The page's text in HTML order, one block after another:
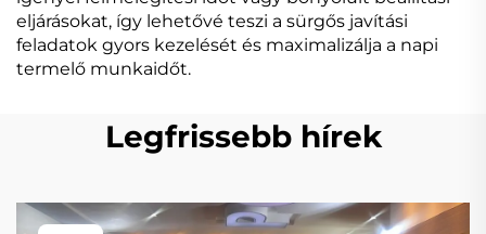
eljárásokat, így lehetővé teszi a sürgős javítási
feladatok gyors kezelését és maximalizálja a napi
termelő munkaidőt.
Legfrissebb hírek